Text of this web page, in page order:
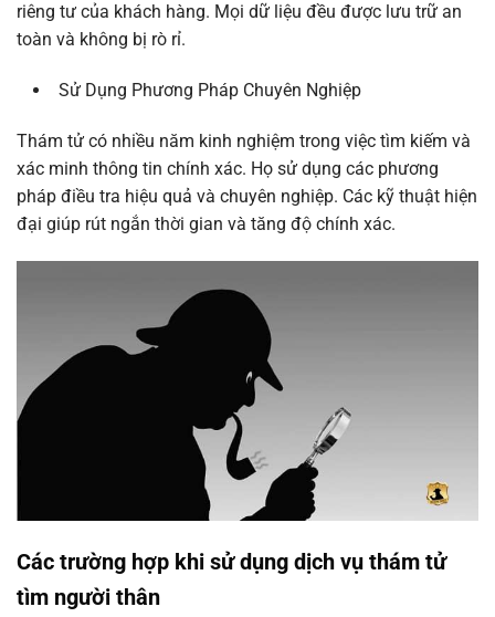
riêng tư của khách hàng. Mọi dữ liệu đều được lưu trữ an
toàn và không bị rò rỉ.
Sử Dụng Phương Pháp Chuyên Nghiệp
Thám tử có nhiều năm kinh nghiệm trong việc tìm kiếm và
xác minh thông tin chính xác. Họ sử dụng các phương
pháp điều tra hiệu quả và chuyên nghiệp. Các kỹ thuật hiện
đại giúp rút ngắn thời gian và tăng độ chính xác.
Các trường hợp khi sử dụng dịch vụ thám tử
tìm người thân